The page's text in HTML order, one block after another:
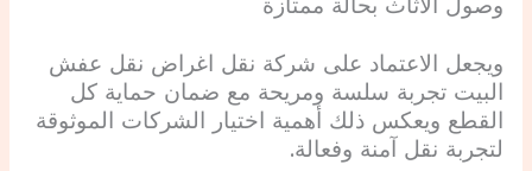
وصول الأثاث بحالة ممتازة
ويجعل الاعتماد على شركة نقل اغراض نقل عفش
البيت تجربة سلسة ومريحة مع ضمان حماية كل
القطع ويعكس ذلك أهمية اختيار الشركات الموثوقة
لتجربة نقل آمنة وفعالة.